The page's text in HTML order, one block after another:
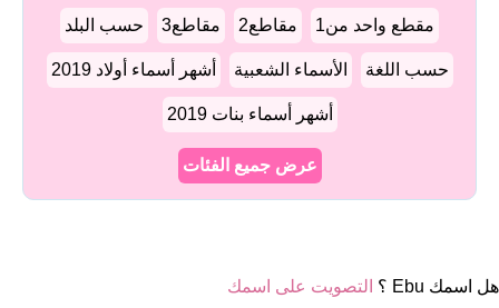
مقطع واحد من1 مقاطع2 مقاطع3 حسب البلد
حسب اللغة الأسماء الشعبية أشهر أسماء أولاد 2019
أشهر أسماء بنات 2019
عرض جميع الفئات
هل اسمك Ebu ؟ التصويت على اسمك